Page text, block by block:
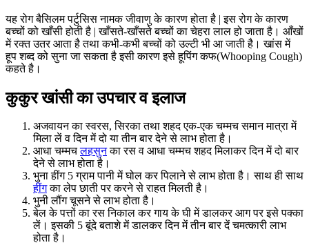
यह रोग बैसिलम पर्टुसिस नामक जीवाणु के कारण होता है | इस रोग के कारण
बच्चों को खाँसी होती है | खाँसते-खाँसते बच्चों का चेहरा लाल हो जाता है। आँखों
में रक्त उतर आता है तथा कभी-कभी बच्चों को उल्टी भी आ जाती है। खांस में
हूप शब्द को सुना जा सकता है इसी कारण इसे हूपिंग कफ(Whooping Cough)
कहते है।
कुकुर खांसी का उपचार व इलाज
अजवायन का स्वरस, सिरका तथा शहद एक-एक चम्मच समान मात्रा में
मिला लें व दिन में दो या तीन बार देने से लाभ होता है।
आधा चम्मचलहसुनका रस व आधा चम्मच शहद मिलाकर दिन में दो बार
देने से लाभ होता है।
भुना हींग 5 ग्राम पानी में घोल कर पिलाने से लाभ होता है। साथ ही साथ
हींगका लेप छाती पर करने से राहत मिलती है।
भुनी लौंग चूसने से लाभ होता है।
बेल के पत्तों का रस निकाल कर गाय के घी में डालकर आग पर इसे पक्का
लें। इसकी 5 बूंदे बताशे में डालकर दिन में तीन बार दें चमत्कारी लाभ
होता है।